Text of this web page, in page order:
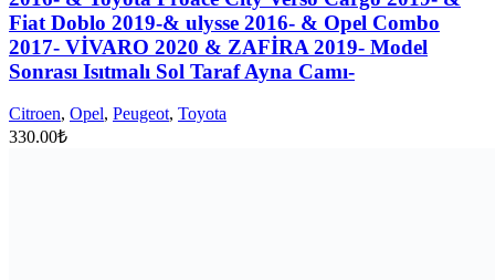
Fiat Doblo 2019-& ulysse 2016- & Opel Combo
2017- VİVARO 2020 & ZAFİRA 2019- Model
Sonrası Isıtmalı Sol Taraf Ayna Camı-
Citroen, Opel, Peugeot, Toyota
330.00₺